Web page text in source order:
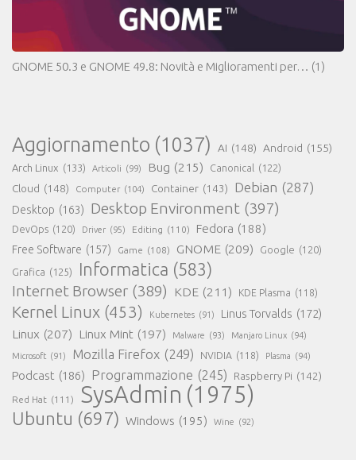
GNOME 50.3 e GNOME 49.8: Novità e Miglioramenti per… (1)
Aggiornamento (1037) AI (148) Android (155)
Arch Linux (133) Articoli (99) Bug (215) Canonical (122)
Cloud (148) Computer (104) Container (143) Debian (287)
Desktop (163) Desktop Environment (397)
DevOps (120) Driver (95) Editing (110) Fedora (188)
Free Software (157) Game (108) GNOME (209) Google (120)
Grafica (125) Informatica (583)
Internet Browser (389) KDE (211) KDE Plasma (118)
Kernel Linux (453) Kubernetes (91) Linus Torvalds (172)
Linux (207) Linux Mint (197) Malware (93) Manjaro Linux (94)
Microsoft (91) Mozilla Firefox (249) NVIDIA (118) Plasma (94)
Podcast (186) Programmazione (245) Raspberry Pi (142)
Red Hat (111) SysAdmin (1975)
Ubuntu (697) Windows (195) Wine (92)